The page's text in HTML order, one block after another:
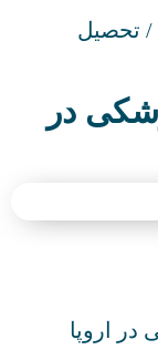
/ تحصیل
در